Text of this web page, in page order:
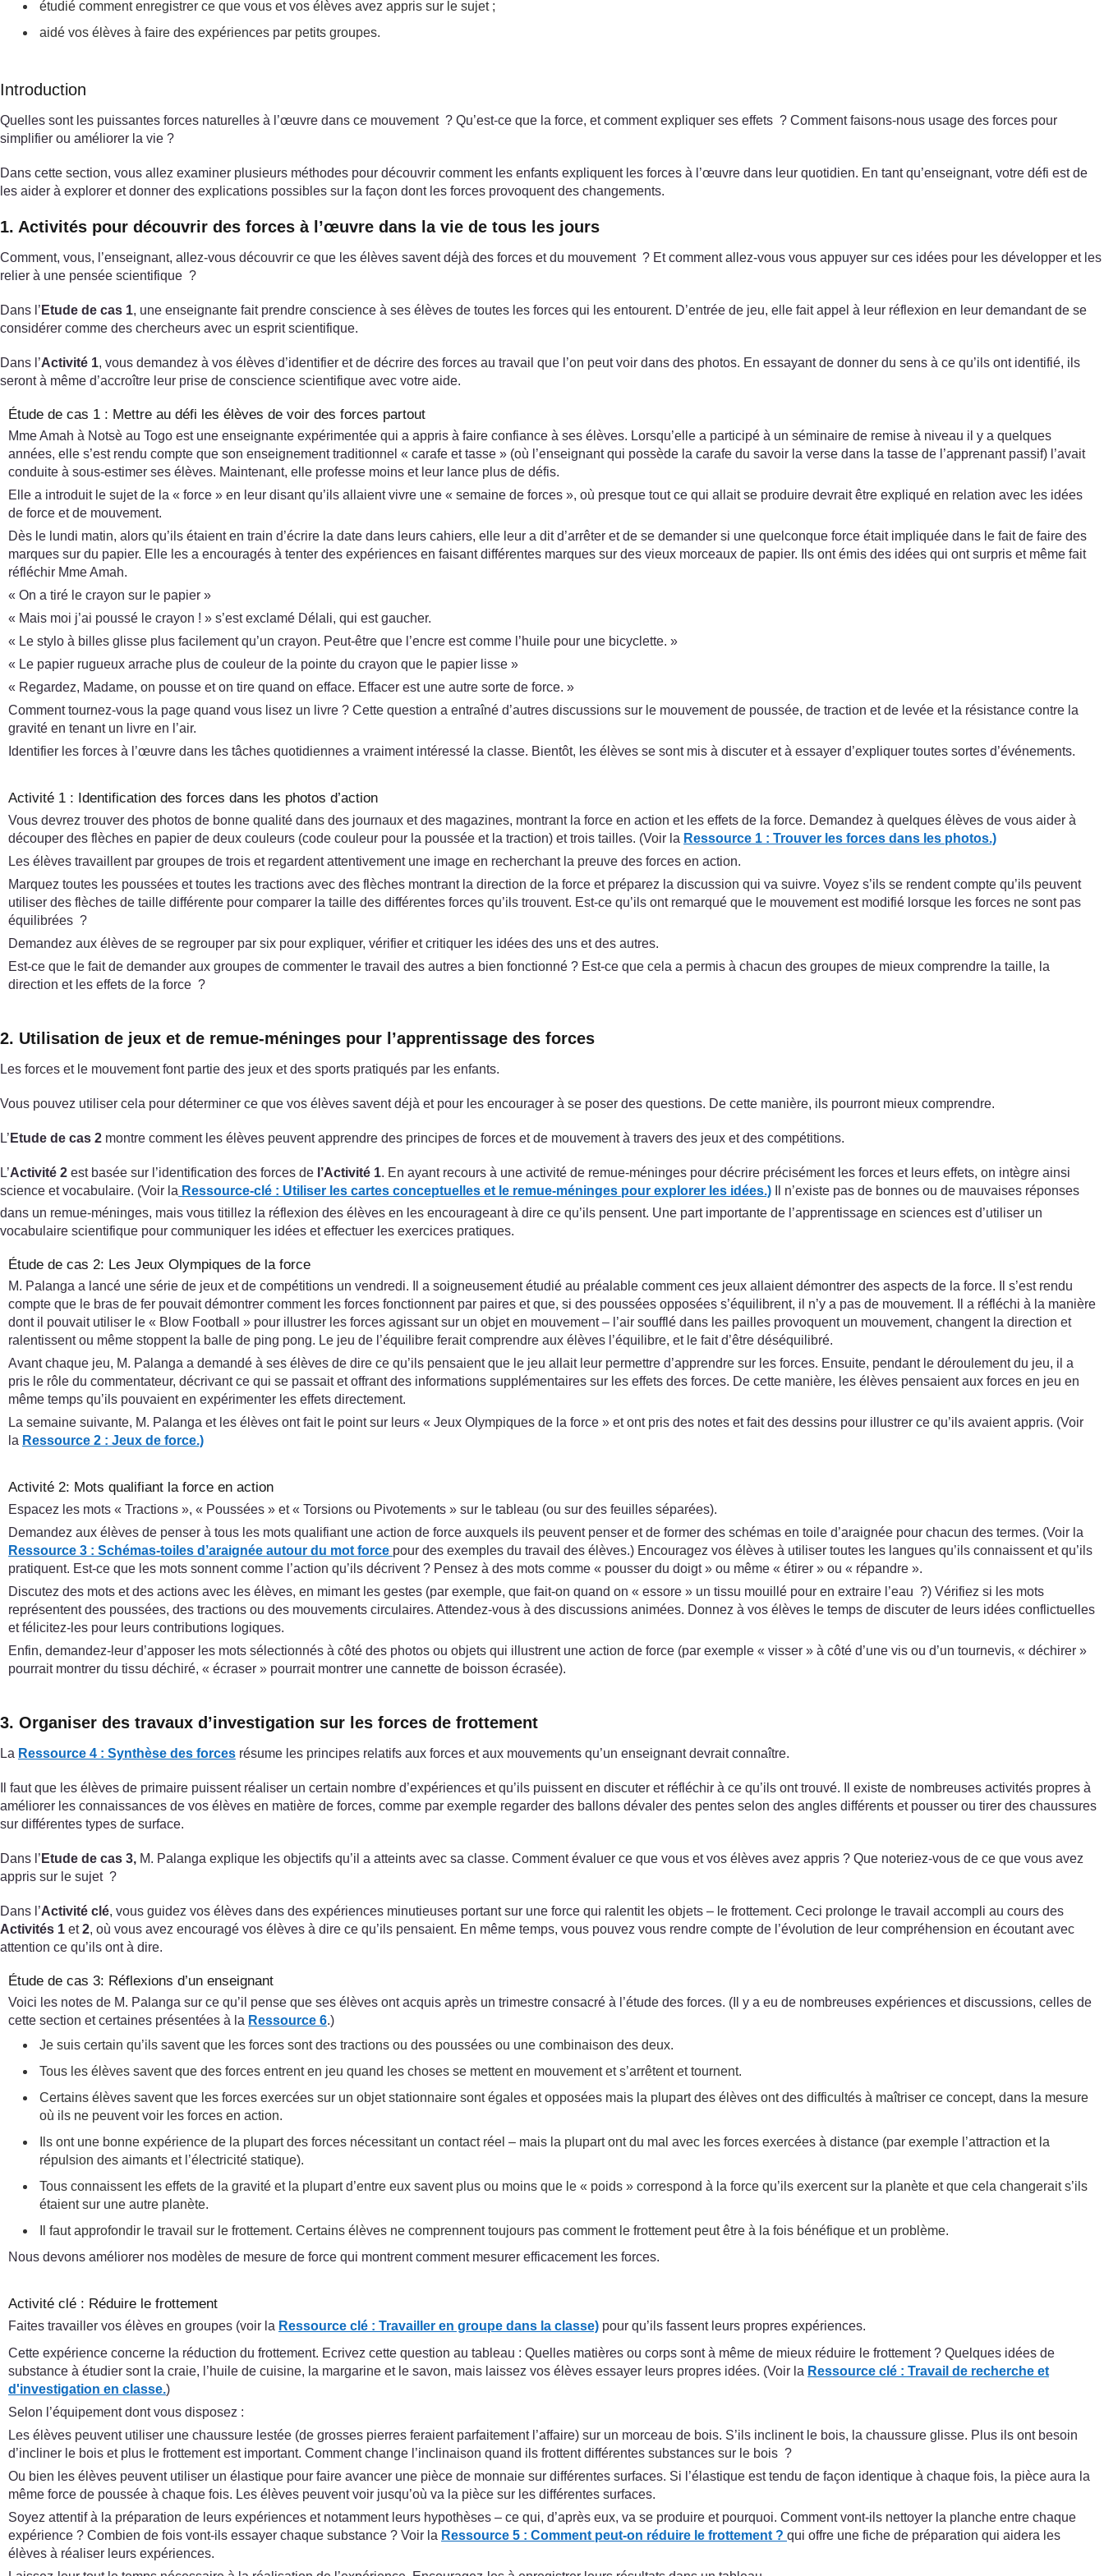
étudié comment enregistrer ce que vous et vos élèves avez appris sur le sujet ;
aidé vos élèves à faire des expériences par petits groupes.
Introduction
Quelles sont les puissantes forces naturelles à l’œuvre dans ce mouvement ? Qu’est-ce que la force, et comment expliquer ses effets ? Comment faisons-nous usage des forces pour
simplifier ou améliorer la vie ?
Dans cette section, vous allez examiner plusieurs méthodes pour découvrir comment les enfants expliquent les forces à l’œuvre dans leur quotidien. En tant qu’enseignant, votre défi est de
les aider à explorer et donner des explications possibles sur la façon dont les forces provoquent des changements.
1. Activités pour découvrir des forces à l’œuvre dans la vie de tous les jours
Comment, vous, l’enseignant, allez-vous découvrir ce que les élèves savent déjà des forces et du mouvement ? Et comment allez-vous vous appuyer sur ces idées pour les développer et les
relier à une pensée scientifique ?
Dans l’ Etude de cas 1, une enseignante fait prendre conscience à ses élèves de toutes les forces qui les entourent. D’entrée de jeu, elle fait appel à leur réflexion en leur demandant de se
considérer comme des chercheurs avec un esprit scientifique.
Dans l’Activité 1, vous demandez à vos élèves d’identifier et de décrire des forces au travail que l’on peut voir dans des photos. En essayant de donner du sens à ce qu’ils ont identifié, ils
seront à même d’accroître leur prise de conscience scientifique avec votre aide.
Étude de cas 1 : Mettre au défi les élèves de voir des forces partout
Mme Amah à Notsè au Togo est une enseignante expérimentée qui a appris à faire confiance à ses élèves. Lorsqu’elle a participé à un séminaire de remise à niveau il y a quelques
années, elle s’est rendu compte que son enseignement traditionnel « carafe et tasse » (où l’enseignant qui possède la carafe du savoir la verse dans la tasse de l’apprenant passif) l’avait
conduite à sous-estimer ses élèves. Maintenant, elle professe moins et leur lance plus de défis.
Elle a introduit le sujet de la « force » en leur disant qu’ils allaient vivre une « semaine de forces », où presque tout ce qui allait se produire devrait être expliqué en relation avec les idées
de force et de mouvement.
Dès le lundi matin, alors qu’ils étaient en train d’écrire la date dans leurs cahiers, elle leur a dit d’arrêter et de se demander si une quelconque force était impliquée dans le fait de faire des
marques sur du papier. Elle les a encouragés à tenter des expériences en faisant différentes marques sur des vieux morceaux de papier. Ils ont émis des idées qui ont surpris et même fait
réfléchir Mme Amah.
« On a tiré le crayon sur le papier »
« Mais moi j’ai poussé le crayon ! » s’est exclamé Délali, qui est gaucher.
« Le stylo à billes glisse plus facilement qu’un crayon. Peut-être que l’encre est comme l’huile pour une bicyclette. »
« Le papier rugueux arrache plus de couleur de la pointe du crayon que le papier lisse »
« Regardez, Madame, on pousse et on tire quand on efface. Effacer est une autre sorte de force. »
Comment tournez-vous la page quand vous lisez un livre ? Cette question a entraîné d’autres discussions sur le mouvement de poussée, de traction et de levée et la résistance contre la
gravité en tenant un livre en l’air.
Identifier les forces à l’œuvre dans les tâches quotidiennes a vraiment intéressé la classe. Bientôt, les élèves se sont mis à discuter et à essayer d’expliquer toutes sortes d’événements.
Activité 1 : Identification des forces dans les photos d’action
Vous devrez trouver des photos de bonne qualité dans des journaux et des magazines, montrant la force en action et les effets de la force. Demandez à quelques élèves de vous aider à
découper des flèches en papier de deux couleurs (code couleur pour la poussée et la traction) et trois tailles. (Voir la Ressource 1 : Trouver les forces dans les photos.)
Les élèves travaillent par groupes de trois et regardent attentivement une image en recherchant la preuve des forces en action.
Marquez toutes les poussées et toutes les tractions avec des flèches montrant la direction de la force et préparez la discussion qui va suivre. Voyez s’ils se rendent compte qu’ils peuvent
utiliser des flèches de taille différente pour comparer la taille des différentes forces qu’ils trouvent. Est-ce qu’ils ont remarqué que le mouvement est modifié lorsque les forces ne sont pas
équilibrées ?
Demandez aux élèves de se regrouper par six pour expliquer, vérifier et critiquer les idées des uns et des autres.
Est-ce que le fait de demander aux groupes de commenter le travail des autres a bien fonctionné ? Est-ce que cela a permis à chacun des groupes de mieux comprendre la taille, la
direction et les effets de la force ?
2. Utilisation de jeux et de remue-méninges pour l’apprentissage des forces
Les forces et le mouvement font partie des jeux et des sports pratiqués par les enfants.
Vous pouvez utiliser cela pour déterminer ce que vos élèves savent déjà et pour les encourager à se poser des questions. De cette manière, ils pourront mieux comprendre.
L’ Etude de cas 2 montre comment les élèves peuvent apprendre des principes de forces et de mouvement à travers des jeux et des compétitions.
L’Activité 2 est basée sur l’identification des forces de l’Activité 1. En ayant recours à une activité de remue-méninges pour décrire précisément les forces et leurs effets, on intègre ainsi
science et vocabulaire. (Voir la Ressource-clé : Utiliser les cartes conceptuelles et le remue-méninges pour explorer les idées.) Il n’existe pas de bonnes ou de mauvaises réponses
dans un remue-méninges, mais vous titillez la réflexion des élèves en les encourageant à dire ce qu’ils pensent. Une part importante de l’apprentissage en sciences est d’utiliser un
vocabulaire scientifique pour communiquer les idées et effectuer les exercices pratiques.
Étude de cas 2: Les Jeux Olympiques de la force
M. Palanga a lancé une série de jeux et de compétitions un vendredi. Il a soigneusement étudié au préalable comment ces jeux allaient démontrer des aspects de la force. Il s’est rendu
compte que le bras de fer pouvait démontrer comment les forces fonctionnent par paires et que, si des poussées opposées s’équilibrent, il n’y a pas de mouvement. Il a réfléchi à la manière
dont il pouvait utiliser le « Blow Football » pour illustrer les forces agissant sur un objet en mouvement – l’air soufflé dans les pailles provoquent un mouvement, changent la direction et
ralentissent ou même stoppent la balle de ping pong. Le jeu de l’équilibre ferait comprendre aux élèves l’équilibre, et le fait d’être déséquilibré.
Avant chaque jeu, M. Palanga a demandé à ses élèves de dire ce qu’ils pensaient que le jeu allait leur permettre d’apprendre sur les forces. Ensuite, pendant le déroulement du jeu, il a
pris le rôle du commentateur, décrivant ce qui se passait et offrant des informations supplémentaires sur les effets des forces. De cette manière, les élèves pensaient aux forces en jeu en
même temps qu’ils pouvaient en expérimenter les effets directement.
La semaine suivante, M. Palanga et les élèves ont fait le point sur leurs « Jeux Olympiques de la force » et ont pris des notes et fait des dessins pour illustrer ce qu’ils avaient appris. (Voir
la Ressource 2 : Jeux de force.)
Activité 2: Mots qualifiant la force en action
Espacez les mots « Tractions », « Poussées » et « Torsions ou Pivotements » sur le tableau (ou sur des feuilles séparées).
Demandez aux élèves de penser à tous les mots qualifiant une action de force auxquels ils peuvent penser et de former des schémas en toile d’araignée pour chacun des termes. (Voir la
Ressource 3 : Schémas-toiles d’araignée autour du mot force pour des exemples du travail des élèves.) Encouragez vos élèves à utiliser toutes les langues qu’ils connaissent et qu’ils
pratiquent. Est-ce que les mots sonnent comme l’action qu’ils décrivent ? Pensez à des mots comme « pousser du doigt » ou même « étirer » ou « répandre ».
Discutez des mots et des actions avec les élèves, en mimant les gestes (par exemple, que fait-on quand on « essore » un tissu mouillé pour en extraire l’eau ?) Vérifiez si les mots
représentent des poussées, des tractions ou des mouvements circulaires. Attendez-vous à des discussions animées. Donnez à vos élèves le temps de discuter de leurs idées conflictuelles
et félicitez-les pour leurs contributions logiques.
Enfin, demandez-leur d’apposer les mots sélectionnés à côté des photos ou objets qui illustrent une action de force (par exemple « visser » à côté d’une vis ou d’un tournevis, « déchirer »
pourrait montrer du tissu déchiré, « écraser » pourrait montrer une cannette de boisson écrasée).
3. Organiser des travaux d’investigation sur les forces de frottement
La Ressource 4 : Synthèse des forces résume les principes relatifs aux forces et aux mouvements qu’un enseignant devrait connaître.
Il faut que les élèves de primaire puissent réaliser un certain nombre d’expériences et qu’ils puissent en discuter et réfléchir à ce qu’ils ont trouvé. Il existe de nombreuses activités propres à
améliorer les connaissances de vos élèves en matière de forces, comme par exemple regarder des ballons dévaler des pentes selon des angles différents et pousser ou tirer des chaussures
sur différentes types de surface.
Dans l’ Etude de cas 3, M. Palanga explique les objectifs qu’il a atteints avec sa classe. Comment évaluer ce que vous et vos élèves avez appris ? Que noteriez-vous de ce que vous avez
appris sur le sujet ?
Dans l’Activité clé, vous guidez vos élèves dans des expériences minutieuses portant sur une force qui ralentit les objets – le frottement. Ceci prolonge le travail accompli au cours des
Activités 1 et2, où vous avez encouragé vos élèves à dire ce qu’ils pensaient. En même temps, vous pouvez vous rendre compte de l’évolution de leur compréhension en écoutant avec
attention ce qu’ils ont à dire.
Étude de cas 3: Réflexions d’un enseignant
Voici les notes de M. Palanga sur ce qu’il pense que ses élèves ont acquis après un trimestre consacré à l’étude des forces. (Il y a eu de nombreuses expériences et discussions, celles de
cette section et certaines présentées à la Ressource 6.)
Je suis certain qu’ils savent que les forces sont des tractions ou des poussées ou une combinaison des deux.
Tous les élèves savent que des forces entrent en jeu quand les choses se mettent en mouvement et s’arrêtent et tournent.
Certains élèves savent que les forces exercées sur un objet stationnaire sont égales et opposées mais la plupart des élèves ont des difficultés à maîtriser ce concept, dans la mesure
où ils ne peuvent voir les forces en action.
Ils ont une bonne expérience de la plupart des forces nécessitant un contact réel – mais la plupart ont du mal avec les forces exercées à distance (par exemple l’attraction et la
répulsion des aimants et l’électricité statique).
Tous connaissent les effets de la gravité et la plupart d’entre eux savent plus ou moins que le « poids » correspond à la force qu’ils exercent sur la planète et que cela changerait s’ils
étaient sur une autre planète.
Il faut approfondir le travail sur le frottement. Certains élèves ne comprennent toujours pas comment le frottement peut être à la fois bénéfique et un problème.
Nous devons améliorer nos modèles de mesure de force qui montrent comment mesurer efficacement les forces.
Activité clé : Réduire le frottement
Faites travailler vos élèves en groupes (voir la Ressource clé : Travailler en groupe dans la classe) pour qu’ils fassent leurs propres expériences.
Cette expérience concerne la réduction du frottement. Ecrivez cette question au tableau : Quelles matières ou corps sont à même de mieux réduire le frottement ? Quelques idées de
substance à étudier sont la craie, l’huile de cuisine, la margarine et le savon, mais laissez vos élèves essayer leurs propres idées. (Voir la Ressource clé : Travail de recherche et
d'investigation en classe.)
Selon l’équipement dont vous disposez :
Les élèves peuvent utiliser une chaussure lestée (de grosses pierres feraient parfaitement l’affaire) sur un morceau de bois. S’ils inclinent le bois, la chaussure glisse. Plus ils ont besoin
d’incliner le bois et plus le frottement est important. Comment change l’inclinaison quand ils frottent différentes substances sur le bois ?
Ou bien les élèves peuvent utiliser un élastique pour faire avancer une pièce de monnaie sur différentes surfaces. Si l’élastique est tendu de façon identique à chaque fois, la pièce aura la
même force de poussée à chaque fois. Les élèves peuvent voir jusqu’où va la pièce sur les différentes surfaces.
Soyez attentif à la préparation de leurs expériences et notamment leurs hypothèses – ce qui, d’après eux, va se produire et pourquoi. Comment vont-ils nettoyer la planche entre chaque
expérience ? Combien de fois vont-ils essayer chaque substance ? Voir la Ressource 5 : Comment peut-on réduire le frottement ? qui offre une fiche de préparation qui aidera les
élèves à réaliser leurs expériences.